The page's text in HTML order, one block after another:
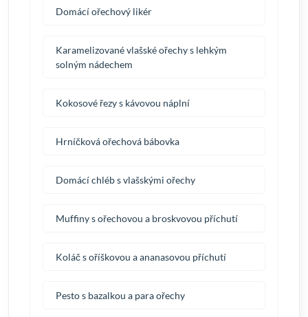
Domácí ořechový likér
Karamelizované vlašské ořechy s lehkým
solným nádechem
Kokosové řezy s kávovou náplní
Hrníčková ořechová bábovka
Domácí chléb s vlašskými ořechy
Muffiny s ořechovou a broskvovou příchutí
Koláč s oříškovou a ananasovou příchutí
Pesto s bazalkou a para ořechy